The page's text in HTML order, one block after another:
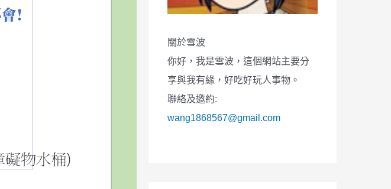
關於雪波
你好，我是雪波，這個網站主要分
享與我有緣，好吃好玩人事物。
聯絡及邀約:
wang1868567@gmail.com